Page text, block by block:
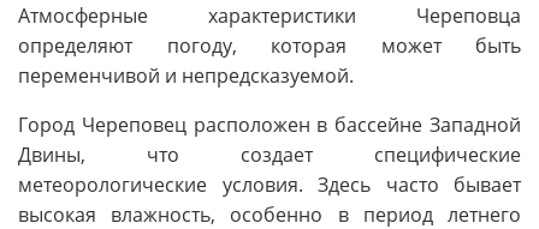
Атмосферные характеристики Череповца
определяют погоду, которая может быть
переменчивой и непредсказуемой.
Город Череповец расположен в бассейне Западной
Двины, что создает специфические
метеорологические условия. Здесь часто бывает
высокая влажность, особенно в период летнего